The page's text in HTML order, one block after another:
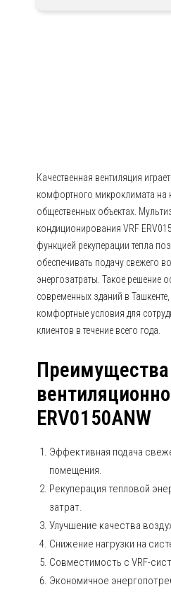
Качественная вентиляция
комфортного микроклимата на
общественных объектах.
кондиционирования VRF
функцией рекуперации тепла
обеспечивать подачу свежего
энергозатраты. Такое решение
современных зданий в
комфортные условия для
клиентов в течение всего года.
Преимущества
ERV0150ANW
Эффективная подача
помещения.
Рекуперация тепловой
затрат.
Улучшение качества
Снижение нагрузки на
Совместимость с VRF-
Экономичное